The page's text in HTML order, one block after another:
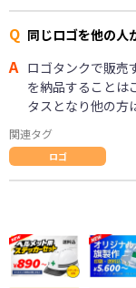
Q 同じロゴを他の人
A ロゴタンクで販売
を納品することは
タスとなり他の
関連タグ
ロゴ